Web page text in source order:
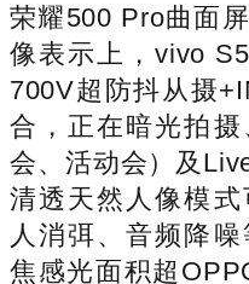
荣耀500 Pro曲面
像表示上，vivo
700V超防抖从摄
合，正在暗光拍
会、活动会）及
清透天然人像模
人消弭、音频降
焦感光面积超